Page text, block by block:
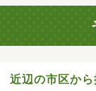
近辺の市区から